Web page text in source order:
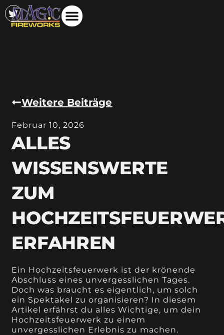
Weitere Beiträge
Februar 10, 2026
ALLES
WISSENSWERTE
ZUM
ERFAHREN
Ein Hochzeitsfeuerwerk ist der krönende
Abschluss eines unvergesslichen Tages.
Doch was braucht es eigentlich, um solch
ein Spektakel zu organisieren? In diesem
Artikel erfährst du alles Wichtige, um dein
Hochzeitsfeuerwerk zu einem
unvergesslichen Erlebnis zu machen.